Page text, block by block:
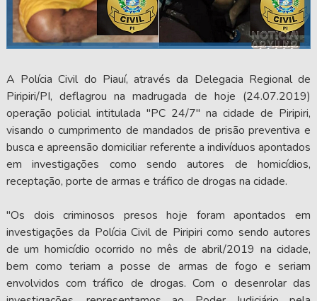
A Polícia Civil do Piauí, através da Delegacia Regional de
Piripiri/PI, deflagrou na madrugada de hoje (24.07.2019)
operação policial intitulada "PC 24/7" na cidade de Piripiri,
visando o cumprimento de mandados de prisão preventiva e
busca e apreensão domiciliar referente a indivíduos apontados
em investigações como sendo autores de homicídios,
receptação, porte de armas e tráfico de drogas na cidade.
"Os dois criminosos presos hoje foram apontados em
investigações da Polícia Civil de Piripiri como sendo autores
de um homicídio ocorrido no mês de abril/2019 na cidade,
bem como teriam a posse de armas de fogo e seriam
envolvidos com tráfico de drogas. Com o desenrolar das